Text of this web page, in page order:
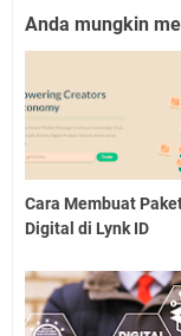
Anda mungkin
Cara Membuat
Digital di Lynk ID